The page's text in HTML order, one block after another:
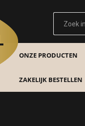
ONZE PRODUCTEN
ZAKELIJK BESTELLEN